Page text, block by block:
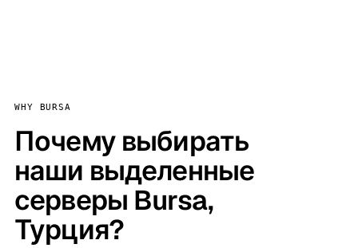
WHY BURSA
Почему выбирать
наши выделенные
серверы Bursa,
Турция?